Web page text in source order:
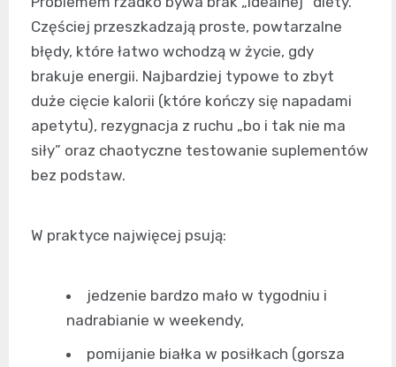
Częściej przeszkadzają proste, powtarzalne
błędy, które łatwo wchodzą w życie, gdy
brakuje energii. Najbardziej typowe to zbyt
duże cięcie kalorii (które kończy się napadami
apetytu), rezygnacja z ruchu „bo i tak nie ma
siły” oraz chaotyczne testowanie suplementów
bez podstaw.
W praktyce najwięcej psują:
jedzenie bardzo mało w tygodniu i
nadrabianie w weekendy,
pomijanie białka w posiłkach (gorsza